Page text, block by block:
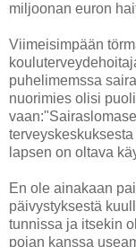
miljoonan euron
Viimeisimpään
puhelimemssa
nuorimies olisi
lapsen on oltava
En ole ainakaan
päivystyksestä
tunnissa ja itsekin
pojan kanssa